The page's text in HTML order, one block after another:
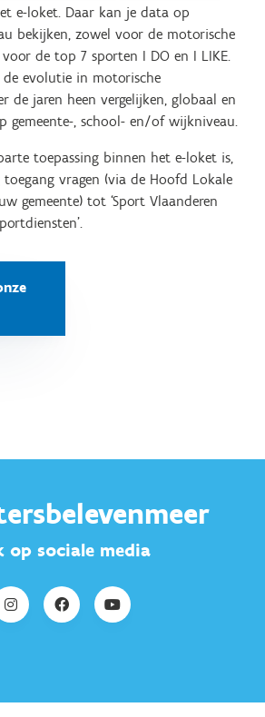
e-loket. Daar kan je data op
bekijken, zowel voor de motorische
de top 7 sporten I DO en I LIKE.
de evolutie in motorische
de jaren heen vergelijken, globaal en
gemeente-, school- en/of wijkniveau.
toepassing binnen het e-loket is,
vragen (via de Hoofd Lokale
gemeente) tot ‘Sport Vlaanderen
op sociale media